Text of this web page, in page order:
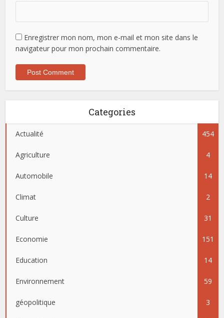
Enregistrer mon nom, mon e-mail et mon site dans le
navigateur pour mon prochain commentaire.
Categories
Actualité 454
Agriculture 4
Automobile 14
Climat 2
Culture 31
Economie 151
Education 14
Environnement 59
géopolitique 3